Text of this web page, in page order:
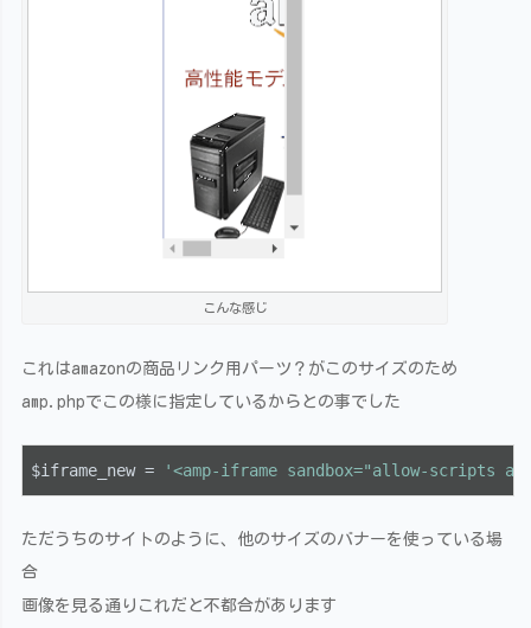
こんな感じ
これはamazonの商品リンク用パーツ？がこのサイズのため
amp.phpでこの様に指定しているからとの事でした
$iframe_new = '<amp-iframe sandbox="allow-scripts
ただうちのサイトのように、他のサイズのバナーを使っている場
合
画像を見る通りこれだと不都合があります